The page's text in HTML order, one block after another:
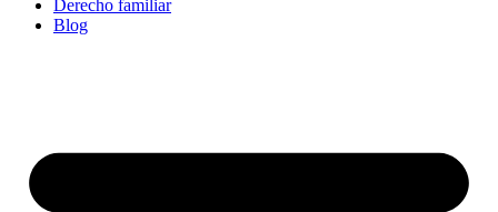
Derecho familiar
Blog